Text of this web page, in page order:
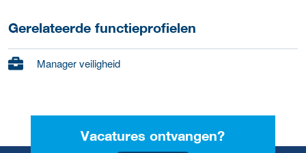
Gerelateerde functieprofielen
Manager veiligheid
Vacatures ontvangen?